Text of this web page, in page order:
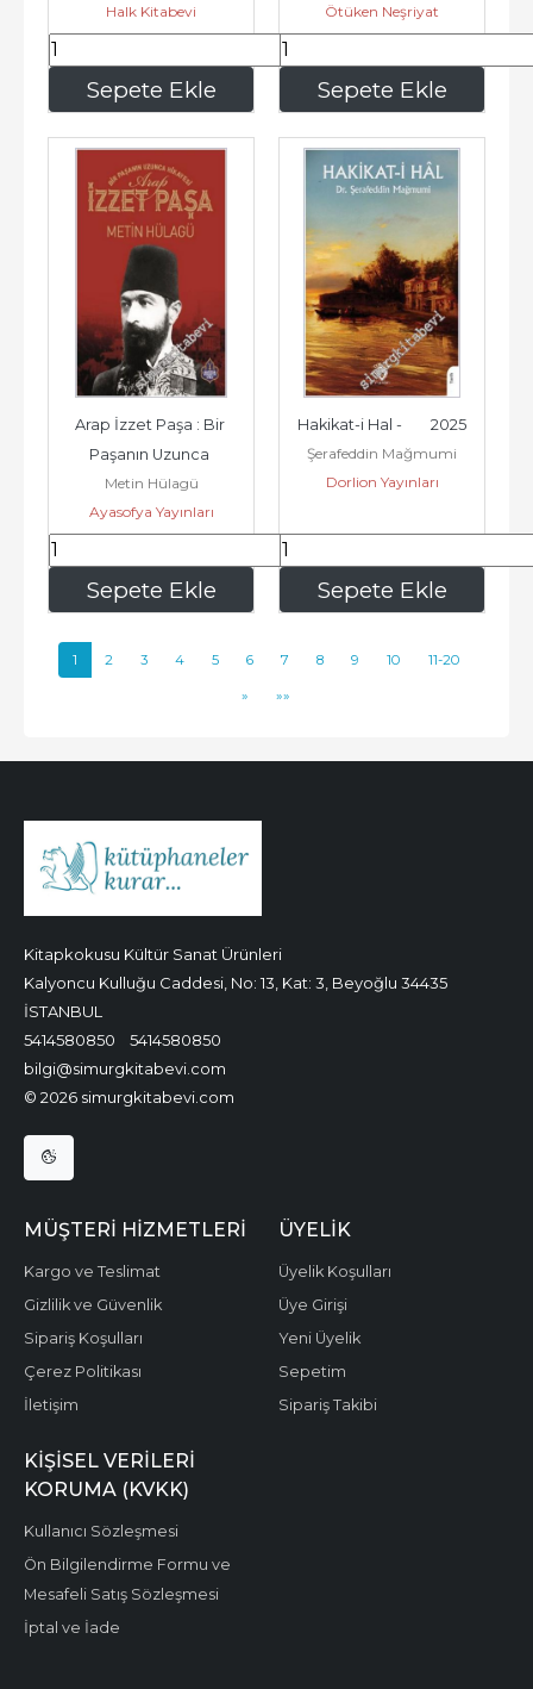
Sepete Ekle
Kemal -
Halk Kitabevi
288,00 Sepete Ekle
Ötüken Neşriyat
270,00
Sepete Ekle
Arap İzzet Paşa : Bir
Paşanın Uzunca
Hikayesi -        2021
Metin Hülagü
Ayasofya Yayınları
412,50 Sepete Ekle
Hakikat-i Hal -        2025
Şerafeddin Mağmumi
Dorlion Yayınları
113,10
1 2 3 4 5 6 7 8 9 10 11-20
» »»
Kitapkokusu Kültür Sanat Ürünleri
Kalyoncu Kulluğu Caddesi, No: 13, Kat: 3, Beyoğlu 34435
İSTANBUL
5414580850
5414580850
bilgi@simurgkitabevi.com
© 2026 simurgkitabevi.com
MÜŞTERI HIZMETLERI
Kargo ve Teslimat
Gizlilik ve Güvenlik
Sipariş Koşulları
Çerez Politikası
İletişim
ÜYELIK
Üyelik Koşulları
Üye Girişi
Yeni Üyelik
Sepetim
Sipariş Takibi
KIŞISEL VERILERI
KORUMA (KVKK)
Kullanıcı Sözleşmesi
Ön Bilgilendirme Formu ve
Mesafeli Satış Sözleşmesi
İptal ve İade